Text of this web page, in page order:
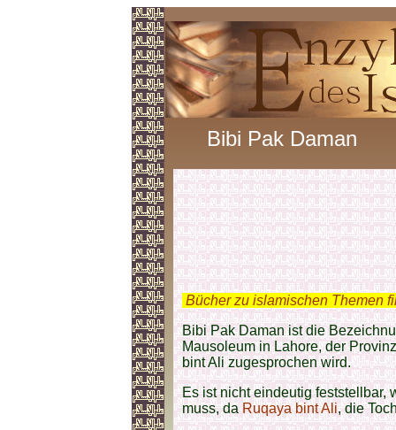
Bibi Pak Daman
Bücher zu islamischen Themen
Bibi Pak Daman ist die
Mausoleum in Lahore, der
bint Ali zugesprochen wird.
Es ist nicht eindeutig feststellbar,
muss, daRuqaya bint Ali, die